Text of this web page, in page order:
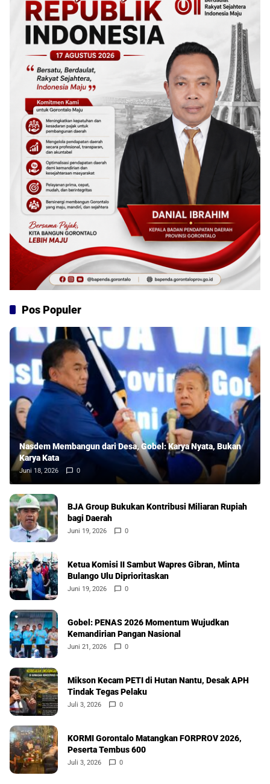
Pos Populer
Nasdem Membangun dari Desa, Gobel: Karya Nyata, Bukan
Karya Kata
Juni 18, 2026 0
BJA Group Bukukan Kontribusi Miliaran Rupiah
bagi Daerah
Juni 19, 2026 0
Ketua Komisi II Sambut Wapres Gibran, Minta
Bulango Ulu Diprioritaskan
Juni 19, 2026 0
Gobel: PENAS 2026 Momentum Wujudkan
Kemandirian Pangan Nasional
Juni 21, 2026 0
Mikson Kecam PETI di Hutan Nantu, Desak APH
Tindak Tegas Pelaku
Juli 3, 2026 0
KORMI Gorontalo Matangkan FORPROV 2026,
Peserta Tembus 600
Juli 3, 2026 0